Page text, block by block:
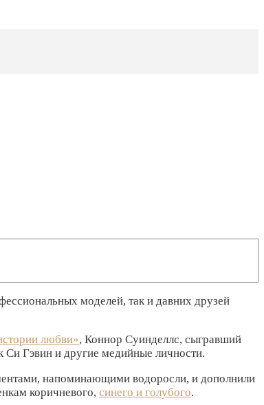
моделей, так и давних друзей
любви», Коннор Суинделлс, сыгравший
Гэвин и другие медийные личности.
напоминающими водоросли, и дополнили
коричневого, синего и голубого.